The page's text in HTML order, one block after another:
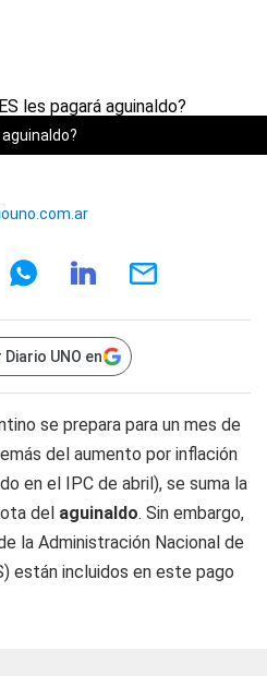
UNO en
se prepara para un mes de
del aumento por inflación
en el IPC de abril), se suma la
del aguinaldo. Sin embargo,
la Administración Nacional de
están incluidos en este pago